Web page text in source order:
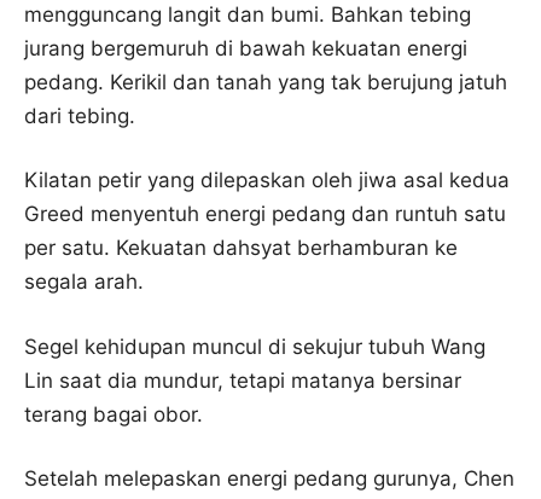
mengguncang langit dan bumi. Bahkan tebing
jurang bergemuruh di bawah kekuatan energi
pedang. Kerikil dan tanah yang tak berujung jatuh
dari tebing.
Kilatan petir yang dilepaskan oleh jiwa asal kedua
Greed menyentuh energi pedang dan runtuh satu
per satu. Kekuatan dahsyat berhamburan ke
segala arah.
Segel kehidupan muncul di sekujur tubuh Wang
Lin saat dia mundur, tetapi matanya bersinar
terang bagai obor.
Setelah melepaskan energi pedang gurunya, Chen